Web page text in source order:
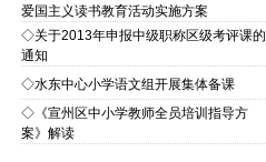
爱国主义读书教育活动实施方案
◇关于2013年申报中级职称区级考评课的
通知
◇水东中心小学语文组开展集体备课
◇ 《宣州区中小学教师全员培训指导方
案》解读